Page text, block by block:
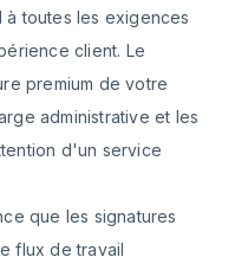
à toutes les exigences
client. Le
premium de votre
administrative et les
d'un service
que les signatures
flux de travail